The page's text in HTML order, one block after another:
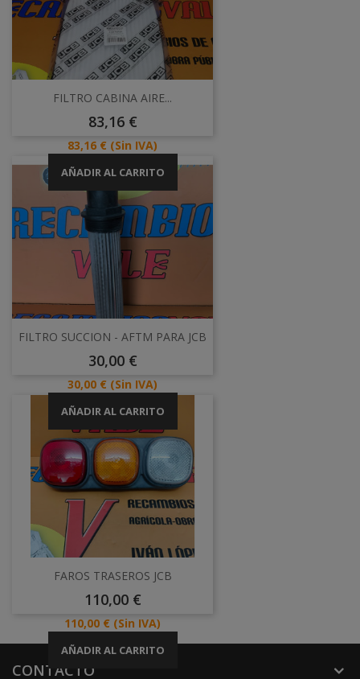
FILTRO CABINA AIRE...
Precio
83,16 €
Precio
83,16 € (Sin IVA)
AÑADIR AL CARRITO
FILTRO SUCCION - AFTM PARA JCB
Precio
30,00 €
Precio
30,00 € (Sin IVA)
AÑADIR AL CARRITO
FAROS TRASEROS JCB
Precio
110,00 €
Precio
110,00 € (Sin IVA)
AÑADIR AL CARRITO
CONTACTO